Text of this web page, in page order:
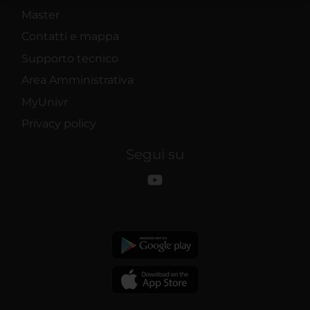
raccolto dal tuo utilizzo dei loro servizi.
Master
Contatti e mappa
Supporto tecnico
Area Amministrativa
MyUnivr
Privacy policy
Segui su